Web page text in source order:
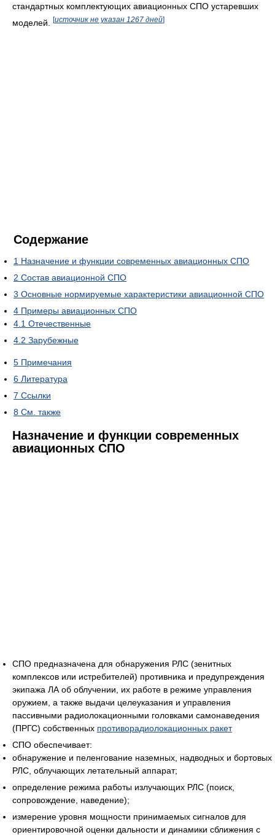
стандартных комплектующих авиационных СПО устаревших
моделей.
[источник не указан 1267 дней]
Содержание
1 Назначение и функции современных авиационных СПО
2 Состав авиационной СПО
3 Основные нормируемые характеристики авиационной СПО
4 Примеры авиационных СПО
4.1 Отечественные
4.2 Зарубежные
5 Примечания
6 Литература
7 Ссылки
8 См. также
Назначение и функции современных
авиационных СПО
СПО предназначена для обнаружения РЛС (зенитных
комплексов или истребителей) противника и предупреждения
экипажа ЛА об облучении, их работе в режиме управления
оружием, а также выдачи целеуказания и управления
пассивными радиолокационными головками самонаведения
(ПРГС) собственных противорадиолокационных ракет
СПО обеспечивает:
обнаружение и пеленгование наземных, надводных и бортовых
РЛС, облучающих летательный аппарат;
определение режима работы излучающих РЛС (поиск,
сопровождение, наведение);
измерение уровня мощности принимаемых сигналов для
ориентировочной оценки дальности и динамики сближения с